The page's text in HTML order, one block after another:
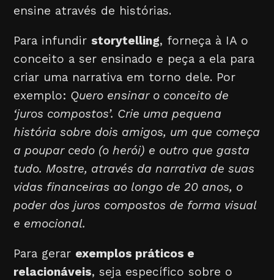
ensine através de histórias.
Para infundir storytelling, forneça à IA o
conceito a ser ensinado e peça a ela para
criar uma narrativa em torno dele. Por
exemplo: Quero ensinar o conceito de
‘juros compostos’. Crie uma pequena
história sobre dois amigos, um que começa
a poupar cedo (o herói) e outro que gasta
tudo. Mostre, através da narrativa de suas
vidas financeiras ao longo de 20 anos, o
poder dos juros compostos de forma visual
e emocional.
Para gerar exemplos práticos e
relacionáveis, seja específico sobre o